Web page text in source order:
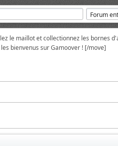
le maillot et collectionnez les bornes
bienvenus sur Gamoover ! [/move]